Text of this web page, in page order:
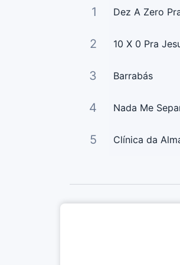
1 Dez A Zero
2 10 X 0 Pra
3 Barrabás
4 Nada Me
5 Clínica da